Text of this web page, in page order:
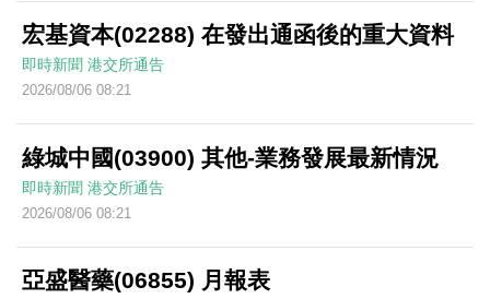
宏基資本(02288) 在發出通函後的重大資料
即時新聞 港交所通告
2026/08/06 08:21
綠城中國(03900) 其他-業務發展最新情況
即時新聞 港交所通告
2026/08/06 08:21
亞盛醫藥(06855) 月報表